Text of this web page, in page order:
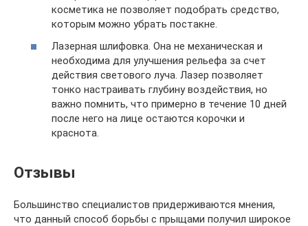
косметика не позволяет подобрать средство,
которым можно убрать постакне.
Лазерная шлифовка. Она не механическая и
необходима для улучшения рельефа за счет
действия светового луча. Лазер позволяет
тонко настраивать глубину воздействия, но
важно помнить, что примерно в течение 10 дней
после него на лице остаются корочки и
краснота.
Отзывы
Большинство специалистов придерживаются мнения,
что данный способ борьбы с прыщами получил широкое